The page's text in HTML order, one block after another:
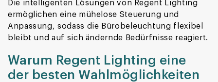
Die intelligenten Lösungen von Regent Lighting
ermöglichen eine mühelose Steuerung und
Anpassung, sodass die Bürobeleuchtung flexibel
bleibt und auf sich ändernde Bedürfnisse reagiert.
Warum Regent Lighting eine
der besten Wahlmöglichkeiten